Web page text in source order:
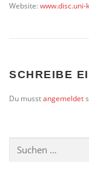
Website:www.disc.uni-
SCHREIBE
Du musstangemeldet
nach: